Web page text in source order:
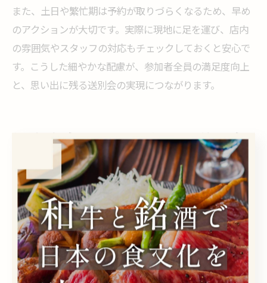
また、土日や繁忙期は予約が取りづらくなるため、早め
のアクションが大切です。実際に現地に足を運び、店内
の雰囲気やスタッフの対応もチェックしておくと安心で
す。こうした細やかな配慮が、参加者全員の満足度向上
と、思い出に残る送別会の実現につながります。
個室宴会なら日ノ出町で送別会
が格別に盛り上がる
送別会が盛り上がる個室宴会の工夫を紹介
送別会を神奈川県横浜市中区日ノ出町で開催する際、個
室宴会の工夫が盛り上がりの鍵となります。個室のメリ
ットは、周囲の目を気にせず自由に会話や演出ができる